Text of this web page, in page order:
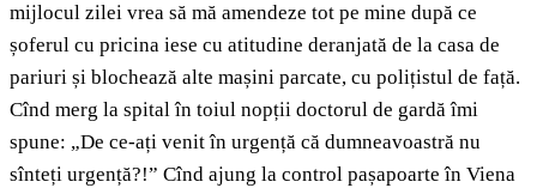
mijlocul zilei vrea să mă amendeze tot pe mine după ce
șoferul cu pricina iese cu atitudine deranjată de la casa de
pariuri și blochează alte mașini parcate, cu polițistul de față.
Cînd merg la spital în toiul nopții doctorul de gardă îmi
spune: „De ce-ați venit în urgență că dumneavoastră nu
sînteți urgență?!” Cînd ajung la control pașapoarte în Viena